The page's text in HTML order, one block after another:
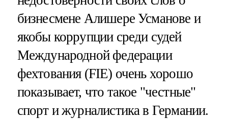
бизнесмене Алишере Усманове и
якобы коррупции среди судей
Международной федерации
фехтования (FIE) очень хорошо
показывает, что такое "честные"
спорт и журналистика в Германии.